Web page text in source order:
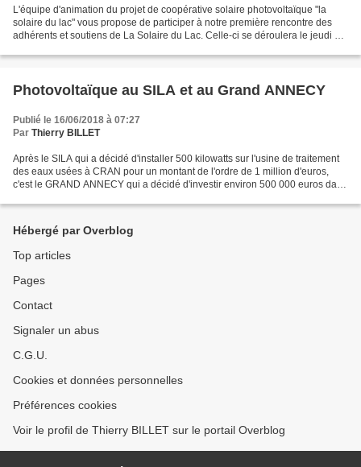
L'équipe d'animation du projet de coopérative solaire photovoltaïque "la
solaire du lac" vous propose de participer à notre première rencontre des
adhérents et soutiens de La Solaire du Lac. Celle-ci se déroulera le jeudi 5
Photovoltaïque au SILA et au Grand ANNECY
Publié le 16/06/2018 à 07:27
Par Thierry BILLET
Après le SILA qui a décidé d'installer 500 kilowatts sur l'usine de traitement
des eaux usées à CRAN pour un montant de l'ordre de 1 million d'euros,
c'est le GRAND ANNECY qui a décidé d'investir environ 500 000 euros dans
Hébergé par Overblog
Top articles
Pages
Contact
Signaler un abus
C.G.U.
Cookies et données personnelles
Préférences cookies
Voir le profil de Thierry BILLET sur le portail Overblog